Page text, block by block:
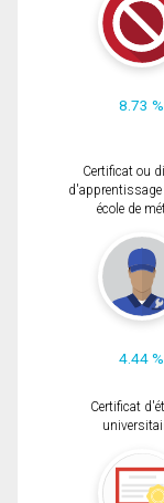
8.73 %
Certificat ou
école de
4.44 %
Certificat